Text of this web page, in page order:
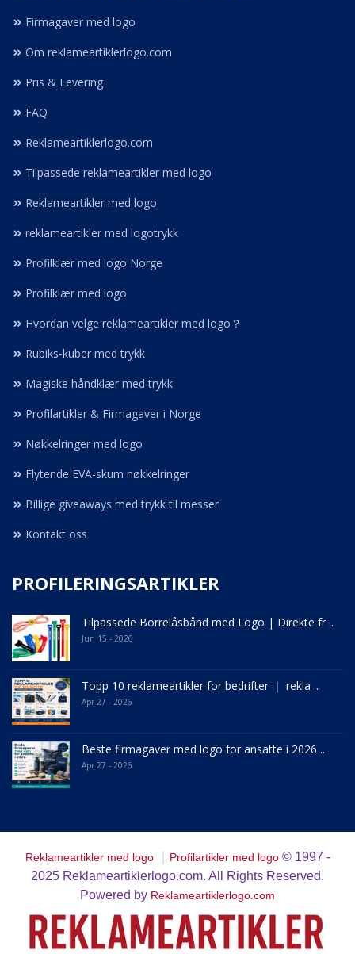
Firmagaver med logo
Om reklameartiklerlogo.com
Pris & Levering
FAQ
Reklameartiklerlogo.com
Tilpassede reklameartikler med logo
Reklameartikler med logo
reklameartikler med logotrykk
Profilklær med logo Norge
Profilklær med logo
Hvordan velge reklameartikler med logo？
Rubiks-kuber med trykk
Magiske håndklær med trykk
Profilartikler & Firmagaver i Norge
Nøkkelringer med logo
Flytende EVA-skum nøkkelringer
Billige giveaways med trykk til messer
Kontakt oss
PROFILERINGSARTIKLER
Tilpassede Borrelåsbånd med Logo | Direkte fr ..
Jun 15 - 2026
Topp 10 reklameartikler for bedrifter ｜ rekla ..
Apr 27 - 2026
Beste firmagaver med logo for ansatte i 2026 ..
Apr 27 - 2026
Reklameartikler med logo｜ Profilartikler med logo © 1997 -
2025 Reklameartiklerlogo.com. All Rights Reserved.
Powered by Reklameartiklerlogo.com